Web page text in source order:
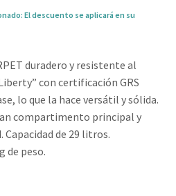
El descuento se aplicará en su
duradero y resistente al
con certificación GRS
lo que la hace versátil y sólida.
compartimento principal y
Capacidad de 29 litros.
de peso.